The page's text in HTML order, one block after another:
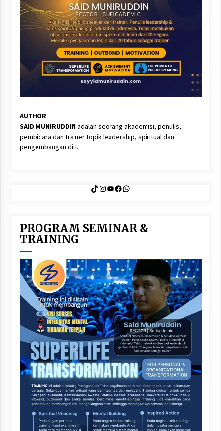
AUTHOR
SAID MUNIRUDDINadalah seorang akademisi, penulis,
pembicara dan trainer topik leadership, spiritual dan
pengembangan diri.
TikTok
Instagram
YouTube
Facebook
WhatsApp
PROGRAM SEMINAR &
TRAINING